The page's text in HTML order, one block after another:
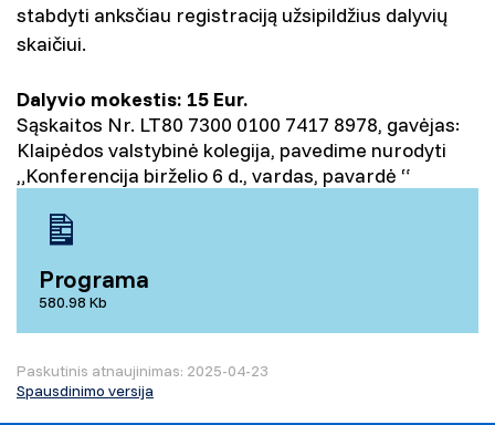
stabdyti anksčiau registraciją užsipildžius dalyvių
skaičiui.
Dalyvio mokestis: 15 Eur.
Sąskaitos Nr. LT80 7300 0100 7417 8978, gavėjas:
Klaipėdos valstybinė kolegija, pavedime nurodyti
„Konferencija birželio 6 d., vardas, pavardė “
Programa
580.98 Kb
Paskutinis atnaujinimas: 2025-04-23
Spausdinimo versija